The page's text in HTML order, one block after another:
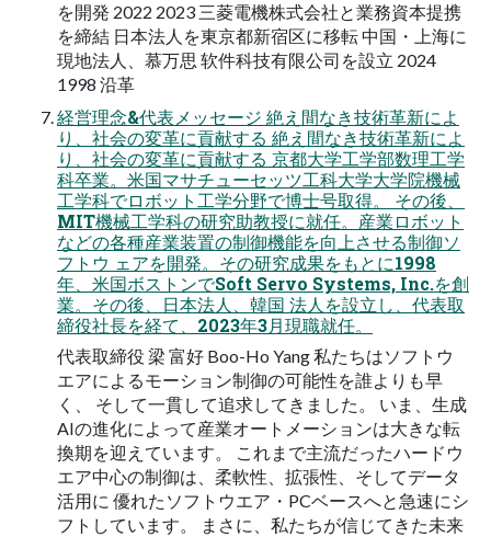
を開発 2022 2023 三菱電機株式会社と業務資本提携
を締結 日本法人を東京都新宿区に移転 中国・上海に
現地法人、慕万思 软件科技有限公司を設立 2024
1998 沿革
経営理念&代表メッセージ 絶え間なき技術革新によ
り、社会の変革に貢献する 絶え間なき技術革新によ
り、社会の変革に貢献する 京都大学工学部数理工学
科卒業。米国マサチューセッツ工科大学大学院機械
工学科でロボット工学分野で博士号取得。 その後、
MIT機械工学科の研究助教授に就任。産業ロボット
などの各種産業装置の制御機能を向上させる制御ソ
フトウ ェアを開発。その研究成果をもとに1998
年、米国ボストンでSoft Servo Systems, Inc.を創
業。その後、日本法人、韓国 法人を設立し、代表取
締役社長を経て、2023年3月現職就任。
代表取締役 梁 富好 Boo-Ho Yang 私たちはソフトウ
エアによるモーション制御の可能性を誰よりも早
く、 そして一貫して追求してきました。 いま、生成
AIの進化によって産業オートメーションは大きな転
換期を迎えています。 これまで主流だったハードウ
エア中心の制御は、柔軟性、拡張性、そしてデータ
活用に 優れたソフトウエア・PCベースへと急速にシ
フトしています。 まさに、私たちが信じてきた未来